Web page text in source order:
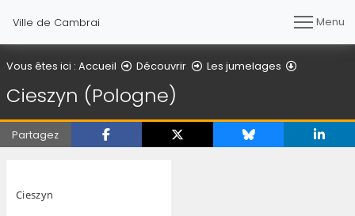
Ville de Cambrai Menu
Vous êtes ici : Accueil Découvrir Les jumelages
Cieszyn (Pologne)
Partagez
Cieszyn